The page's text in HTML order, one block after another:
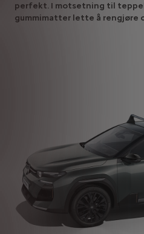
perfekt. I motsetning til
gummimatter lette å rengjøre